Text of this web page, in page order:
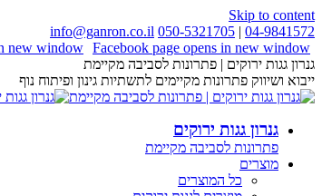
Skip to content
04-9841572
|
050-5321705
info@ganron.co.il
new window Facebook page opens in new window
גנרון גגות ירוקים | פתרונות לסביבה מקיימת
ייבוא ושיווק פתרונות מקיימים לתשתיות גינון ופיתוח נוף
גנרון גגות ירוקים
פתרונות לסביבה מקיימת
מוצרים
כל המוצרים